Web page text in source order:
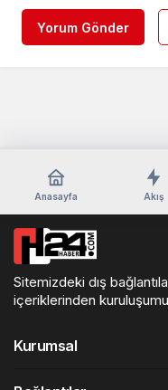
Yorum Gönder
Anasayfa Akış
Sitemizdeki dış
içeriklerinden
Kurumsal